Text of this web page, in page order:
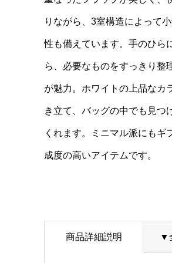
りながら、3室構造によって
性も備えています。手のひら
ら、必要なものをすっきり整
が魅力。ホワイトの上品なカ
き立て、バッグの中でも見つ
くれます。ミニマル派にもギ
成度の高いアイテムです。
商品詳細説明 ▼